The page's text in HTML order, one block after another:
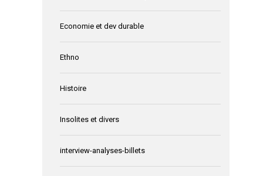
Economie et dev durable
Ethno
Histoire
Insolites et divers
interview-analyses-billets